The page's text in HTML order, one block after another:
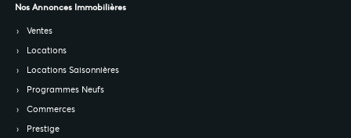
Nos Annonces Immobilières
Ventes
Locations
Locations Saisonnières
Programmes Neufs
Commerces
Prestige